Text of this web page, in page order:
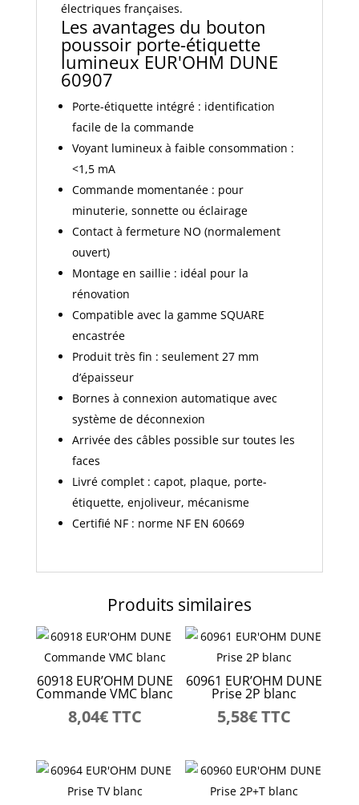
électriques françaises.
Les avantages du bouton
poussoir porte-étiquette
lumineux EUR'OHM DUNE
60907
Porte-étiquette intégré : identification
facile de la commande
Voyant lumineux à faible consommation :
<1,5 mA
Commande momentanée : pour
minuterie, sonnette ou éclairage
Contact à fermeture NO (normalement
ouvert)
Montage en saillie : idéal pour la
rénovation
Compatible avec la gamme SQUARE
encastrée
Produit très fin : seulement 27 mm
d’épaisseur
Bornes à connexion automatique avec
système de déconnexion
Arrivée des câbles possible sur toutes les
faces
Livré complet : capot, plaque, porte-
étiquette, enjoliveur, mécanisme
Certifié NF : norme NF EN 60669
Produits similaires
60918 EUR’OHM DUNE
Commande VMC blanc
8,04€TTC
60961 EUR’OHM DUNE
Prise 2P blanc
5,58€TTC